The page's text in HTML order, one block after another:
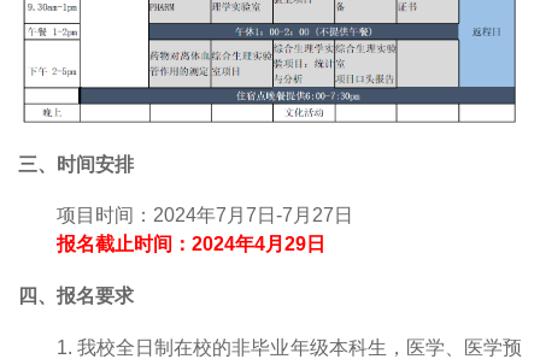
三、时间安排
项目时间： 2024年7 月 7 日 -7 月 27 日
报名截止时间： 2024年4月 29 日
四、报名要求
1.我校全日制在校的非毕业年级本科生，医学、医学预